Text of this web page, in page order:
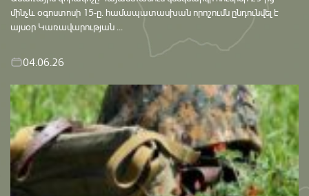
մինչև օգոստոսի 15-ը․ համապատասխան որոշումն ընդունվել է
այսօր Կառավարության ...
04.06.26